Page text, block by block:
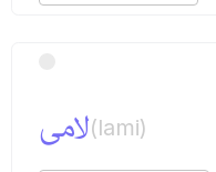
لامی(lami)